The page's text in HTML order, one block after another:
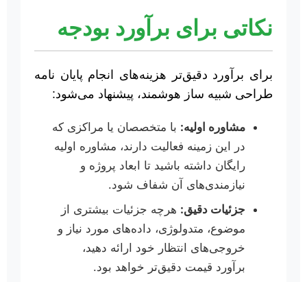
نکاتی برای برآورد بودجه
برای برآورد دقیق‌تر هزینه‌های انجام پایان نامه
طراحی شبیه ساز هوشمند، پیشنهاد می‌شود:
مشاوره اولیه: با متخصصان یا مراکزی که
در این زمینه فعالیت دارند، مشاوره اولیه
رایگان داشته باشید تا ابعاد پروژه و
نیازمندی‌های آن شفاف شود.
جزئیات دقیق: هرچه جزئیات بیشتری از
موضوع، متدولوژی، داده‌های مورد نیاز و
خروجی‌های انتظار خود ارائه دهید،
برآورد قیمت دقیق‌تر خواهد بود.